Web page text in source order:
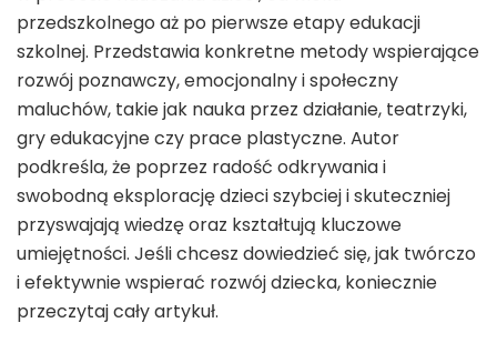
przedszkolnego aż po pierwsze etapy edukacji
szkolnej. Przedstawia konkretne metody wspierające
rozwój poznawczy, emocjonalny i społeczny
maluchów, takie jak nauka przez działanie, teatrzyki,
gry edukacyjne czy prace plastyczne. Autor
podkreśla, że poprzez radość odkrywania i
swobodną eksplorację dzieci szybciej i skuteczniej
przyswajają wiedzę oraz kształtują kluczowe
umiejętności. Jeśli chcesz dowiedzieć się, jak twórczo
i efektywnie wspierać rozwój dziecka, koniecznie
przeczytaj cały artykuł.